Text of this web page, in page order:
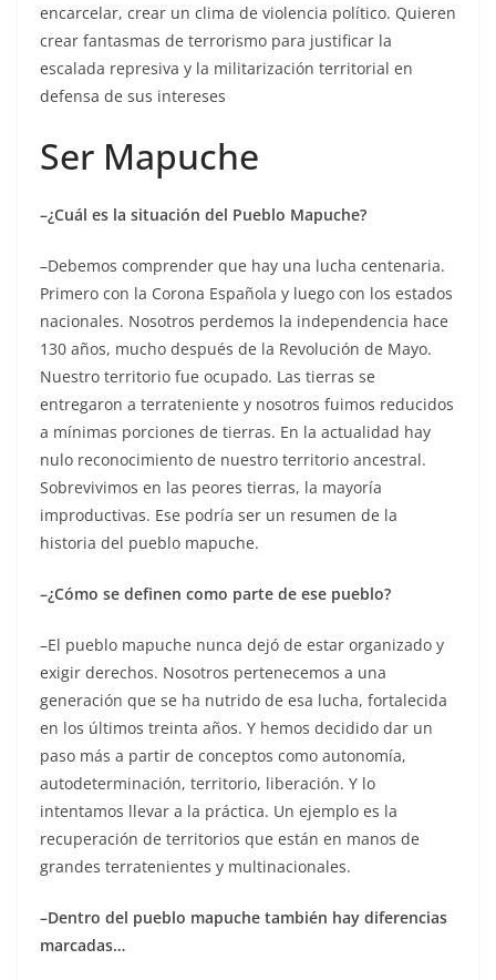
encarcelar, crear un clima de violencia político. Quieren
crear fantasmas de terrorismo para justificar la
escalada represiva y la militarización territorial en
defensa de sus intereses
Ser Mapuche
–¿Cuál es la situación del Pueblo Mapuche?
–Debemos comprender que hay una lucha centenaria.
Primero con la Corona Española y luego con los estados
nacionales. Nosotros perdemos la independencia hace
130 años, mucho después de la Revolución de Mayo.
Nuestro territorio fue ocupado. Las tierras se
entregaron a terrateniente y nosotros fuimos reducidos
a mínimas porciones de tierras. En la actualidad hay
nulo reconocimiento de nuestro territorio ancestral.
Sobrevivimos en las peores tierras, la mayoría
improductivas. Ese podría ser un resumen de la
historia del pueblo mapuche.
–¿Cómo se definen como parte de ese pueblo?
–El pueblo mapuche nunca dejó de estar organizado y
exigir derechos. Nosotros pertenecemos a una
generación que se ha nutrido de esa lucha, fortalecida
en los últimos treinta años. Y hemos decidido dar un
paso más a partir de conceptos como autonomía,
autodeterminación, territorio, liberación. Y lo
intentamos llevar a la práctica. Un ejemplo es la
recuperación de territorios que están en manos de
grandes terratenientes y multinacionales.
–Dentro del pueblo mapuche también hay diferencias
marcadas…